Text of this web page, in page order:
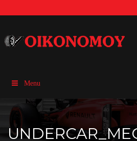
Menu